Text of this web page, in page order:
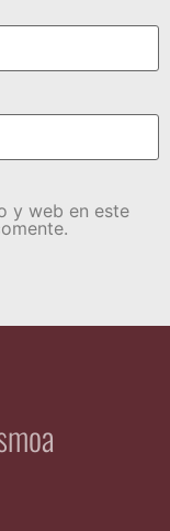
y web en este